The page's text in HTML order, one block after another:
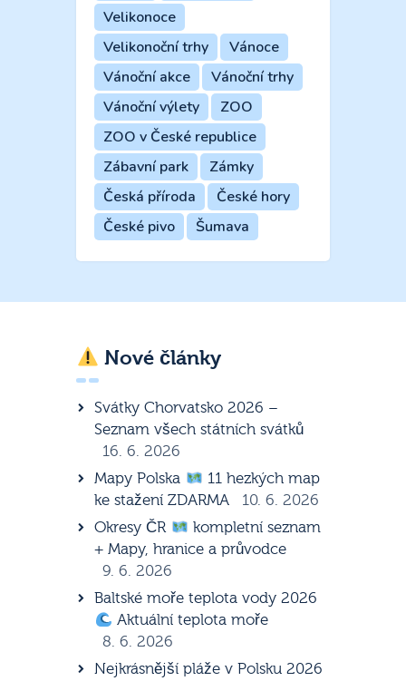
Velikonoce
Velikonoční trhy
Vánoce
Vánoční akce
Vánoční trhy
Vánoční výlety
ZOO
ZOO v České republice
Zábavní park
Zámky
Česká příroda
České hory
České pivo
Šumava
Nové články
Svátky Chorvatsko 2026 –
Seznam všech státních svátků
16. 6. 2026
Mapy Polska
11 hezkých map
ke stažení ZDARMA
10. 6. 2026
Okresy ČR
kompletní seznam
+ Mapy, hranice a průvodce
9. 6. 2026
Baltské moře teplota vody 2026
Aktuální teplota moře
8. 6. 2026
Nejkrásnější pláže v Polsku 2026